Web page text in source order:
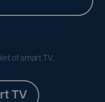
of smart TV.
TV